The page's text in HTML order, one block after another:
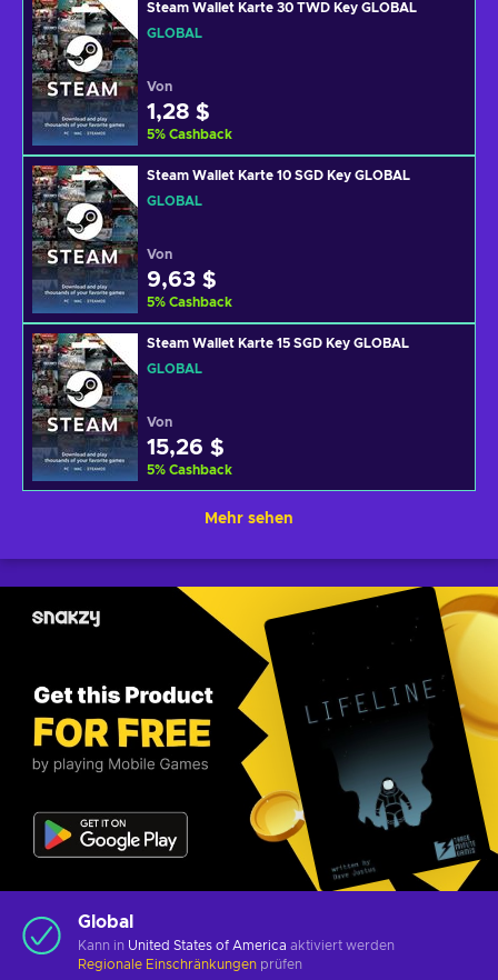
Steam Wallet Karte 30 TWD Key GLOBAL
GLOBAL
Von
1,28 $
5% Cashback
Steam Wallet Karte 10 SGD Key GLOBAL
GLOBAL
Von
9,63 $
5% Cashback
Steam Wallet Karte 15 SGD Key GLOBAL
GLOBAL
Von
15,26 $
5% Cashback
Mehr sehen
Global
Kann in United States of America aktiviert werden
Regionale Einschränkungen prüfen